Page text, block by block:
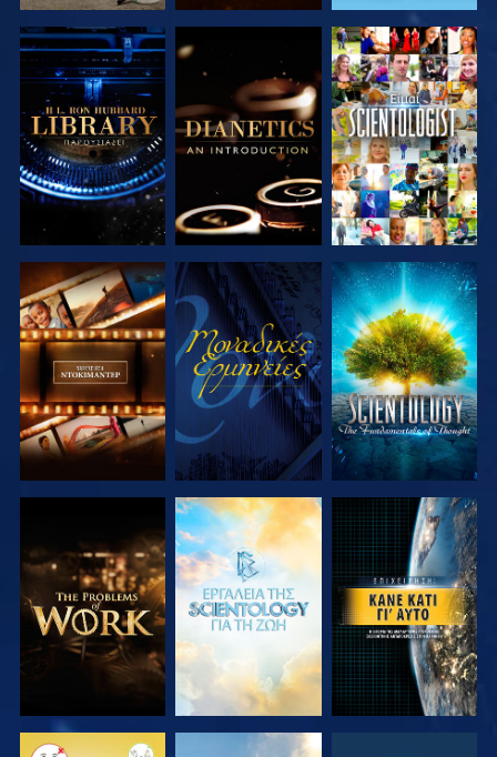
ΕΞΕΡΕΥΝΗΣΤΕ
ΤΗ ΣΕΙΡΑ
ΕΞΕΡΕΥΝΗΣΤΕ
ΤΗ ΣΕΙΡΑ
ΠΑΡΑΚΟΛΟΥΘΗΣΤΕ
ΕΞΕΡΕΥΝΗΣΤΕ
ΤΗ ΣΕΙΡΑ
ΠΑΡΑΚΟΛΟΥΘΗΣΤΕ
ΕΞΕΡΕΥΝΗΣΤΕ
ΤΗ ΣΕΙΡΑ
ΕΞΕΡΕΥΝΗΣΤΕ
ΤΗ ΣΕΙΡΑ
ΕΞΕΡΕΥΝΗΣΤΕ
ΤΗ ΣΕΙΡΑ
ΠΑΡΑΚΟΛΟΥΘΗΣΤΕ